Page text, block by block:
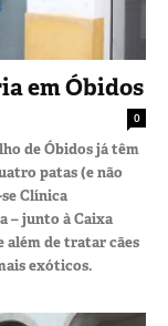
em Óbidos
0
de Óbidos já têm
patas (e não
Clínica
– junto à Caixa
além de tratar cães
exóticos.